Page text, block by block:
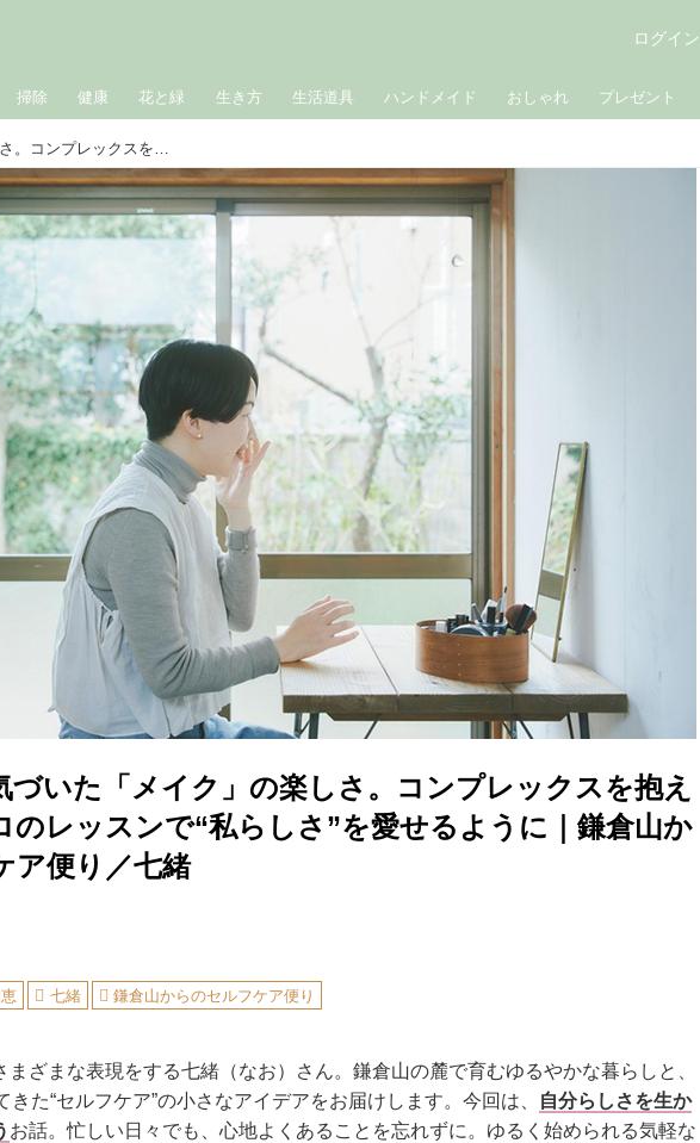
掃除 健康 花と緑 生き方 生活道具 ハンドメイド おしゃれ プレゼント
ログイン
歳を重ねて気づいた「メイク」の楽しさ。コンプレックスを抱えて20年、プロのレッスンで“私らしさ”を愛せるように｜鎌倉山からのセルフケア便り／七緒
づいた「メイク」の楽しさ。コンプレックスを抱え
のレッスンで“私らしさ”を愛せるように｜鎌倉山か
ア便り／七緒
七緒 鎌倉山からのセルフケア便り
まざまな表現をする七緒（なお）さん。鎌倉山の麓で育むゆるやかな暮らしと、
きた“セルフケア”の小さなアイデアをお届けします。今回は、
自分らしさを生か
お話。忙しい日々でも、心地よくあることを忘れずに。ゆるく始められる気軽な